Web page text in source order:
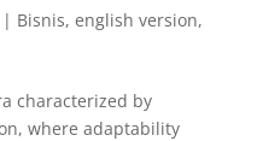
Bisnis, english version,
characterized by
where adaptability